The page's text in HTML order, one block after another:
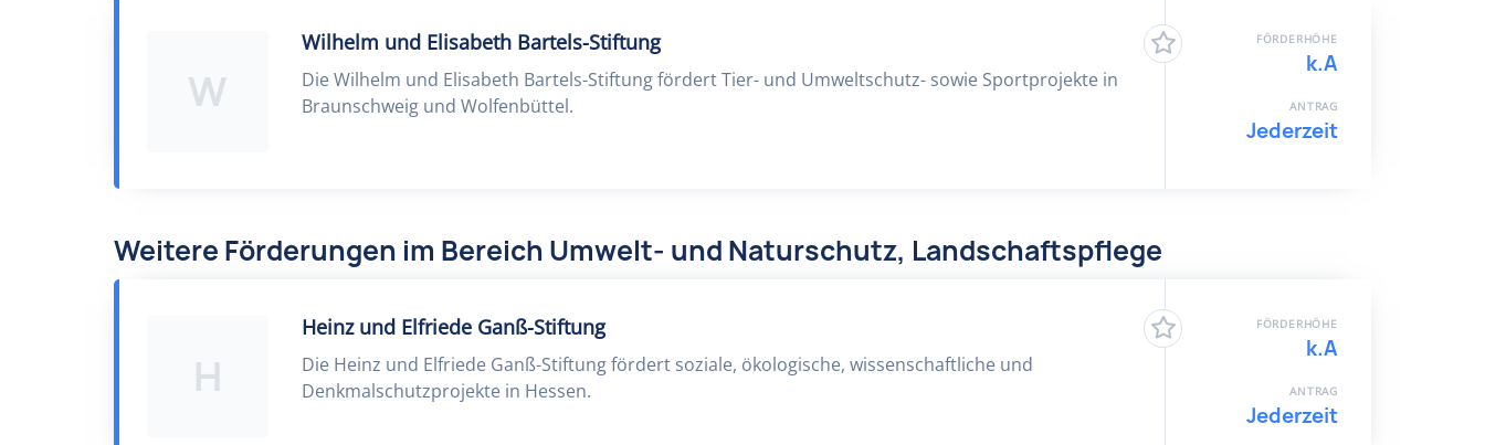
W
Wilhelm und Elisabeth Bartels-Stiftung
Die Wilhelm und Elisabeth Bartels-Stiftung fördert Tier- und Umweltschutz- sowie Sportprojekte in
Braunschweig und Wolfenbüttel.
FÖRDERHÖHE
k.A
ANTRAG
Jederzeit
Weitere Förderungen im Bereich Umwelt- und Naturschutz, Landschaftspflege
H
Heinz und Elfriede Ganß-Stiftung
Die Heinz und Elfriede Ganß-Stiftung fördert soziale, ökologische, wissenschaftliche und
Denkmalschutzprojekte in Hessen.
FÖRDERHÖHE
k.A
ANTRAG
Jederzeit